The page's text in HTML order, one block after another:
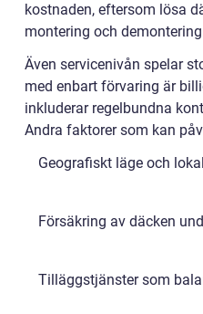
kostnaden, eftersom lösa
montering och
Även servicenivån spelar
med enbart förvaring är
inkluderar regelbundna
Andra faktorer som kan
Geografiskt läge och
Försäkring av däcken
Tilläggstjänster som